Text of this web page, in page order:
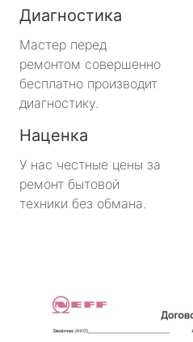
Диагностика
Мастер перед
ремонтом совершенно
бесплатно производит
диагностику.
Наценка
У нас честные цены за
ремонт бытовой
техники без обмана.